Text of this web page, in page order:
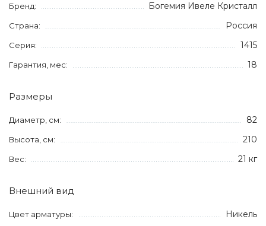
Бренд: Богемия Ивеле Кристалл
Страна: Россия
Серия: 1415
Гарантия, мес: 18
Размеры
Диаметр, см: 82
Высота, см: 210
Вес: 21 кг
Внешний вид
Цвет арматуры: Никель